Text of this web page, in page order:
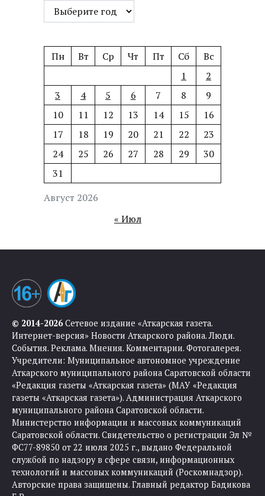
Август 2026
Пн Вт Ср Чт Пт Сб
Вс
1
2
3
4 5 6 7 8
9
10
11 12 13 14 15
16
17
18 19 20 21 22
23
24
25 26 27 28 29
30
31
« Июл
© 2014-2026Сетевое издание «Аткарская газета.
Интернет-версия» Новости Аткарского района. Люди.
События. Реклама. Мнения. Комментарии. Фотогалерея.
Учредители: Муниципальное автономное учреждение
Аткарского муниципального района Саратовской области
«Редакция газеты «Аткарская газета» (МАУ «Редакция
газеты «Аткарская газета»). Администрация Аткарского
муниципального района Саратовской области.
Министерство информации и массовых коммуникаций
Саратовской области. Свидетельство о регистрации Эл №
ФС77-89850 от 22 июля 2025 г., выдано Федеральной
службой по надзору в сфере связи, информационных
технологий и массовых коммуникаций (Роскомнадзор).
Авторские права защищены. Главный редактор Бадикова